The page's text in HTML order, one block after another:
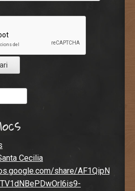
Cecilia
share/